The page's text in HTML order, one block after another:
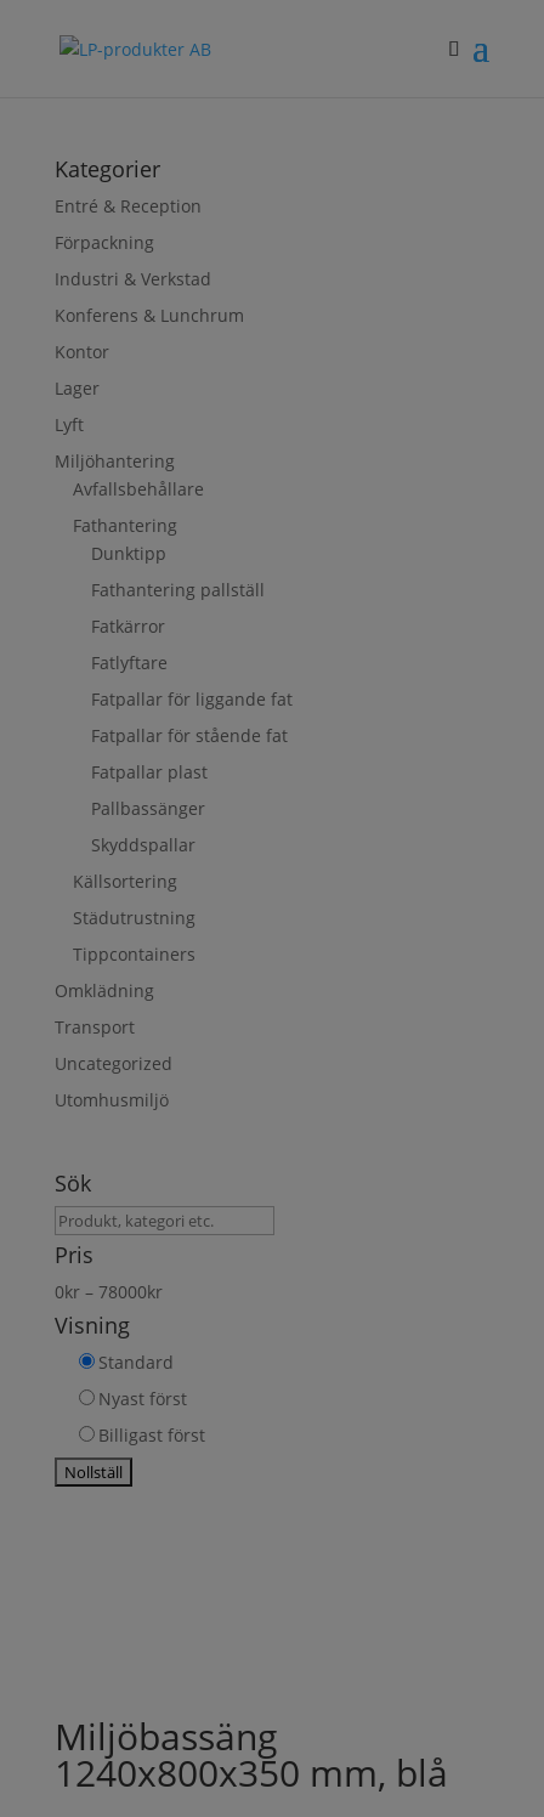
Kategorier
Entré & Reception
Förpackning
Industri & Verkstad
Konferens & Lunchrum
Kontor
Lager
Lyft
Miljöhantering
Avfallsbehållare
Fathantering
Dunktipp
Fathantering pallställ
Fatkärror
Fatlyftare
Fatpallar för liggande fat
Fatpallar för stående fat
Fatpallar plast
Pallbassänger
Skyddspallar
Källsortering
Städutrustning
Tippcontainers
Omklädning
Transport
Uncategorized
Utomhusmiljö
Sök
Sök
produkt
Pris
0kr– 78000kr
Visning
Standard
Nyast först
Billigast först
Miljöbassäng
1240x800x350 mm, blå